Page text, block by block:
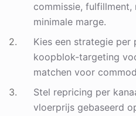
commissie, fulfillment,
minimale marge.
Kies een strategie
koopblok-targeting
matchen voor
Stel repricing per
vloerprijs gebaseerd